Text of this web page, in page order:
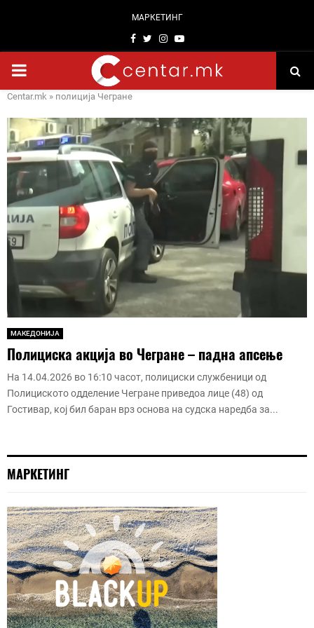
МАРКЕТИНГ
Facebook
TwitterInstagram
Youtube
PRIMARY
Centar.mk » полиција Чегране
МАКЕДОНИЈА
Полициска акција во Чегране – падна апсење
На 14.04.2026 во 16:10 часот, полициски службеници од
Полициското одделение Чегране приведоа лице (48) од
Гостивар, кој бил баран врз основа на судска наредба за...
МАРКЕТИНГ